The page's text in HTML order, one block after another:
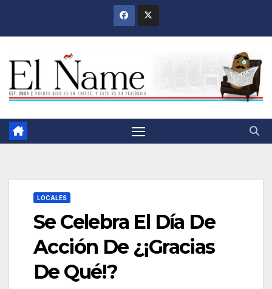
LOCALES
Se Celebra El Día De
Acción De ¿¡Gracias
De Qué!?